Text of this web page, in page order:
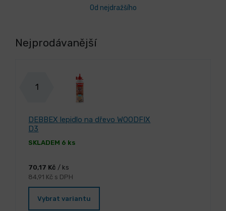
Od nejdražšího
Nejprodávanější
1
DEBBEX lepidlo na dřevo WOODFIX
D3
SKLADEM 6 ks
70,17 Kč / ks
84,91 Kč s DPH
Vybrat variantu